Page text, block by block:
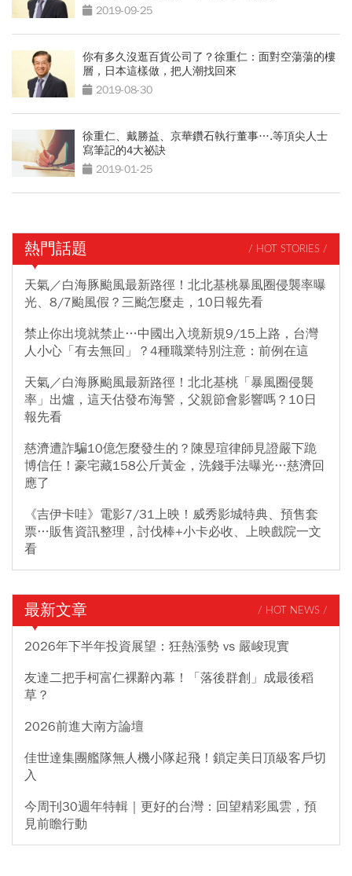
2019-09-25
你有多久沒逛百貨公司了？徐重仁：面對空蕩蕩的樓
層，日本這樣做，把人潮找回來
2019-08-30
徐重仁、戴勝益、京華鑽石執行董事….等頂尖人士
寫筆記的4大祕訣
2019-01-25
熱門話題 / HOT STORIES /
天氣／白海豚颱風最新路徑！北北基桃暴風圈侵襲率曝
光、8/7颱風假？三颱怎麼走，10日報先看
禁止你出境就禁止…中國出入境新規9/15上路，台灣
人小心「有去無回」？4種職業特別注意：前例在這
天氣／白海豚颱風最新路徑！北北基桃「暴風圈侵襲
率」出爐，這天估發布海警，父親節會影響嗎？10日
報先看
慈濟遭詐騙10億怎麼發生的？陳昱瑄律師見證嚴下跪
博信任！豪宅藏158公斤黃金，洗錢手法曝光…慈濟回
應了
《吉伊卡哇》電影7/31上映！威秀影城特典、預售套
票…販售資訊整理，討伐棒+小卡必收、上映戲院一文
看
最新文章 / HOT NEWS /
2026年下半年投資展望：狂熱漲勢 vs 嚴峻現實
友達二把手柯富仁裸辭內幕！「落後群創」成最後稻
草？
2026前進大南方論壇
佳世達集團艦隊無人機小隊起飛！鎖定美日頂級客戶切
入
今周刊30週年特輯｜更好的台灣：回望精彩風雲，預
見前瞻行動